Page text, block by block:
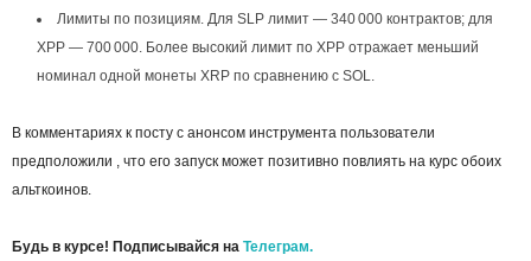
Лимиты по позициям. Для SLP лимит — 340 000 контрактов; для
XPP — 700 000. Более высокий лимит по XPP отражает меньший
номинал одной монеты XRP по сравнению с SOL.
В комментариях к посту с анонсом инструмента пользователи
предположили , что его запуск может позитивно повлиять на курс обоих
альткоинов.
Будь в курсе! Подписывайся на Телеграм.